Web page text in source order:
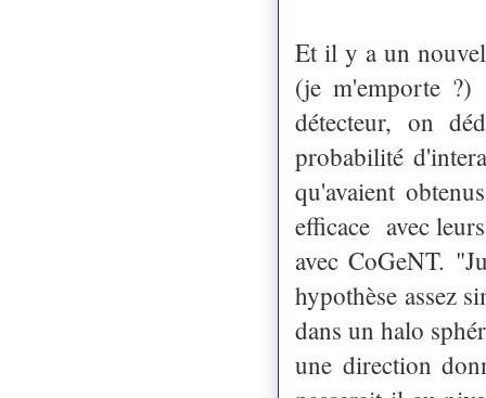
Et il y a un
(je m'emporte
détecteur, on
probabilité
qu'avaient
efficace avec
avec CoGeNT.
hypothèse assez
dans un halo
une direction